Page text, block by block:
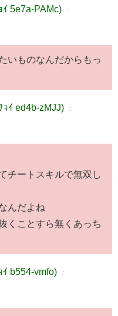
5e7a-PAMc) ：
いものなんだからもっ
ｮｲ ed4b-zMJJ) ：
チートスキルで無双し
んだよね
くことすら無くあっち
b554-vmfo) ：